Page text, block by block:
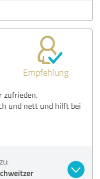
Empfehlung
zufrieden.
und nett und hilft bei